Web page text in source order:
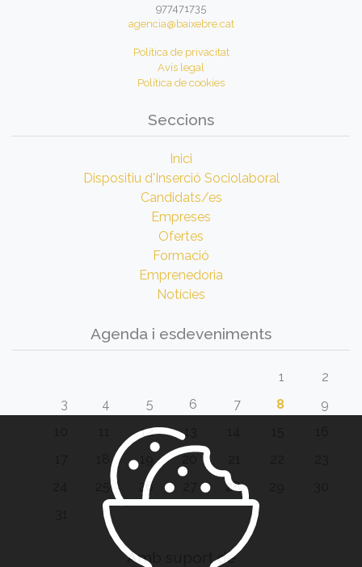
977471735
agencia@baixebre.cat
Política de privacitat
Avís legal
Política de cookies
Seccions
Inici
Dispositiu d'Inserció Sociolaboral
Candidats/es
Empreses
Ofertes
Formació
Emprenedoria
Notícies
Agenda i esdeveniments
1
2
3
4 5 6 7 8
9
12 13
20
26 28
Amb suport de